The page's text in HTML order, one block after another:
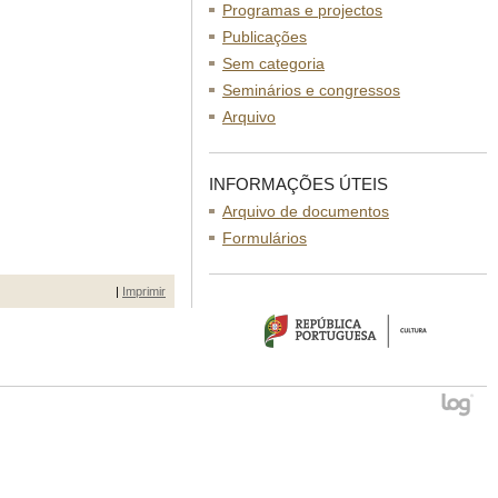
| Imprimir
Programas e projectos
Publicações
Sem categoria
Seminários e congressos
Arquivo
INFORMAÇÕES ÚTEIS
Arquivo de documentos
Formulários